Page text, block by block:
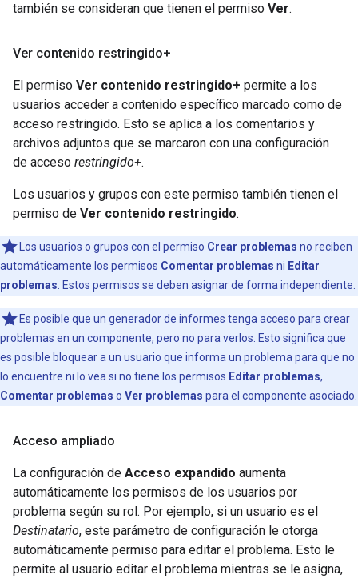
también se consideran que tienen el permiso Ver.
Ver contenido restringido+
El permiso Ver contenido restringido+ permite a los
usuarios acceder a contenido específico marcado como de
acceso restringido. Esto se aplica a los comentarios y
archivos adjuntos que se marcaron con una configuración
de acceso restringido+.
Los usuarios y grupos con este permiso también tienen el
permiso de Ver contenido restringido.
Los usuarios o grupos con el permiso Crear problemas no reciben
automáticamente los permisos Comentar problemas ni Editar
problemas . Estos permisos se deben asignar de forma independiente.
Es posible que un generador de informes tenga acceso para crear
problemas en un componente, pero no para verlos. Esto significa que
es posible bloquear a un usuario que informa un problema para que no
lo encuentre ni lo vea si no tiene los permisos Editar problemas,
Comentar problemas o Ver problemas para el componente asociado.
Acceso ampliado
La configuración de Acceso expandido aumenta
automáticamente los permisos de los usuarios por
problema según su rol. Por ejemplo, si un usuario es el
Destinatario, este parámetro de configuración le otorga
automáticamente permiso para editar el problema. Esto le
permite al usuario editar el problema mientras se le asigna,